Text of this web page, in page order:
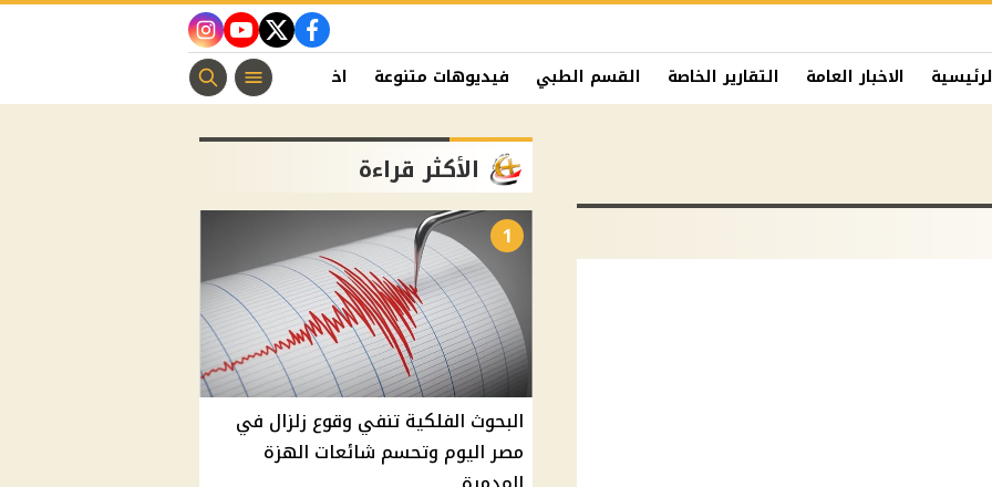
facebook
twitter
youtube
instagram
الاخبار العامة التقارير الخاصة القسم الطبي فيديوهات متنوعة اخبار الفن منوعات مسيحية
الأكثر قراءة
1
البحوث الفلكية تنفي وقوع زلزال في
مصر اليوم وتحسم شائعات الهزة